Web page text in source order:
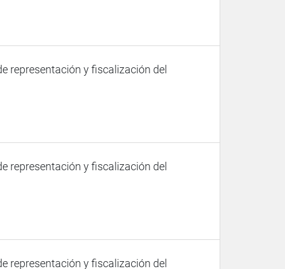
representación y fiscalización del
representación y fiscalización del
representación y fiscalización del